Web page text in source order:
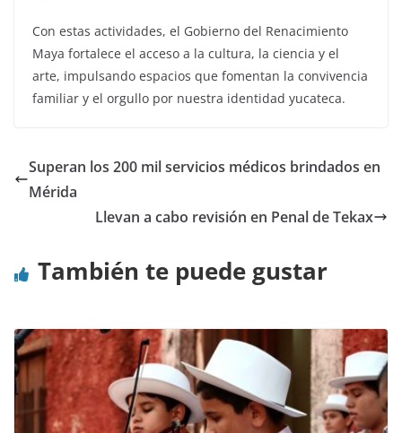
Con estas actividades, el Gobierno del Renacimiento
Maya fortalece el acceso a la cultura, la ciencia y el
arte, impulsando espacios que fomentan la convivencia
familiar y el orgullo por nuestra identidad yucateca.
Superan los 200 mil servicios médicos brindados en
Mérida
Llevan a cabo revisión en Penal de Tekax
También te puede gustar